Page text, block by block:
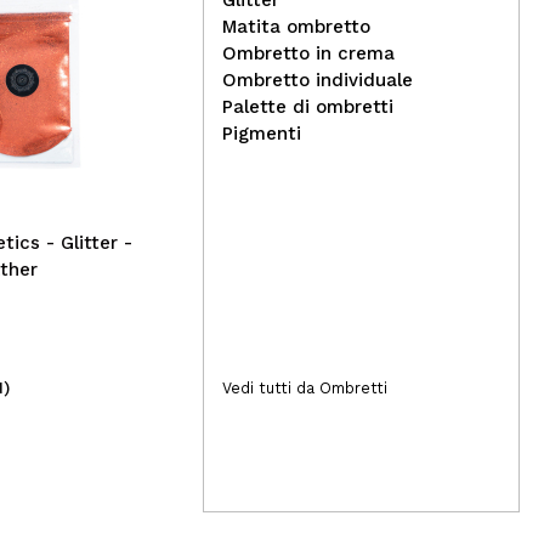
- Glitter -
Magic Studio - Palette di
ombretti glitterati
(3)
Matita ombretto
Ombretto in crema
Ombretto individuale
Palette di ombretti
Pigmenti
Vedi tutti da Ombretti